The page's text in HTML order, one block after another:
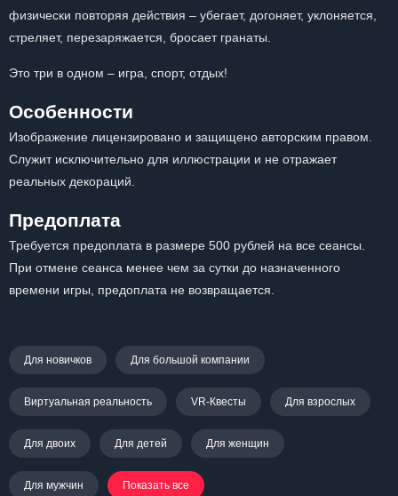
физически повторяя действия – убегает, догоняет, уклоняется,
стреляет, перезаряжается, бросает гранаты.
Это три в одном – игра, спорт, отдых!
Особенности
Изображение лицензировано и защищено авторским правом.
Служит исключительно для иллюстрации и не отражает
реальных декораций.
Предоплата
Требуется предоплата в размере 500 рублей на все сеансы.
При отмене сеанса менее чем за сутки до назначенного
времени игры, предоплата не возвращается.
Для новичков Для большой компании
Виртуальная реальность VR-Квесты Для взрослых
Для двоих Для детей Для женщин
Для мужчин Показать все